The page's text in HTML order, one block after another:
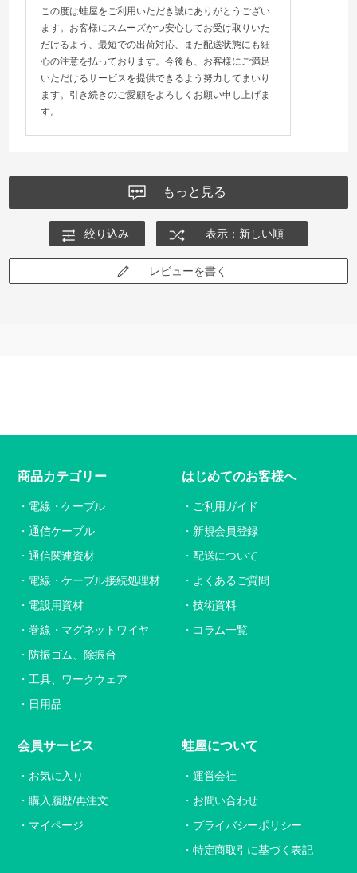
この度は蛙屋をご利用いただき誠にありがとうござい
ます。お客様にスムーズかつ安心してお受け取りいた
だけるよう、最短での出荷対応、また配送状態にも細
心の注意を払っております。今後も、お客様にご満足
いただけるサービスを提供できるよう努力してまいり
ます。引き続きのご愛顧をよろしくお願い申し上げま
す。
もっと見る
絞り込み 表示：新しい順
レビューを書く
商品カテゴリー
電線・ケーブル
通信ケーブル
通信関連資材
電線・ケーブル接続処理材
電設用資材
巻線・マグネットワイヤ
防振ゴム、除振台
工具、ワークウェア
日用品
はじめてのお客様へ
ご利用ガイド
新規会員登録
配送について
よくあるご質問
技術資料
コラム一覧
会員サービス
お気に入り
購入履歴/再注文
マイページ
蛙屋について
運営会社
お問い合わせ
プライバシーポリシー
特定商取引に基づく表記